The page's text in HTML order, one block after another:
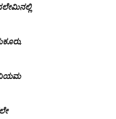
ನಿಯಮ